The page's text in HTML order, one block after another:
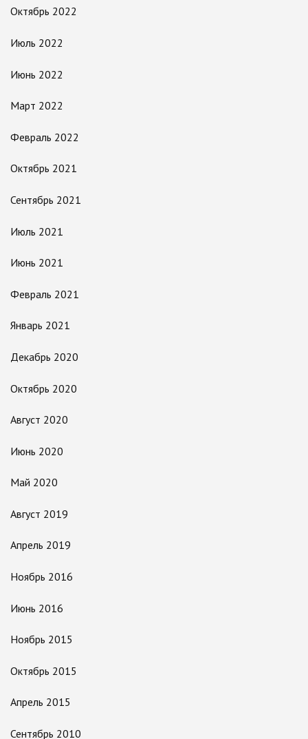
Октябрь 2022
Июль 2022
Июнь 2022
Март 2022
Февраль 2022
Октябрь 2021
Сентябрь 2021
Июль 2021
Июнь 2021
Февраль 2021
Январь 2021
Декабрь 2020
Октябрь 2020
Август 2020
Июнь 2020
Май 2020
Август 2019
Апрель 2019
Ноябрь 2016
Июнь 2016
Ноябрь 2015
Октябрь 2015
Апрель 2015
Сентябрь 2010